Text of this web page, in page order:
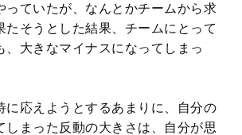
っていたが、なんとかチームから求
たそうとした結果、チームにとって
、大きなマイナスになってしまっ
に応えようとするあまりに、自分の
しまった反動の大きさは、自分が思